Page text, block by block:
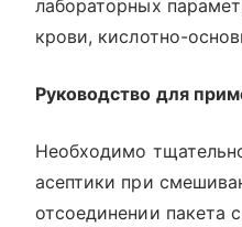
лабораторных
крови, кислотно-
Руководство для
Необходимо
асептики при
отсоединении пакета